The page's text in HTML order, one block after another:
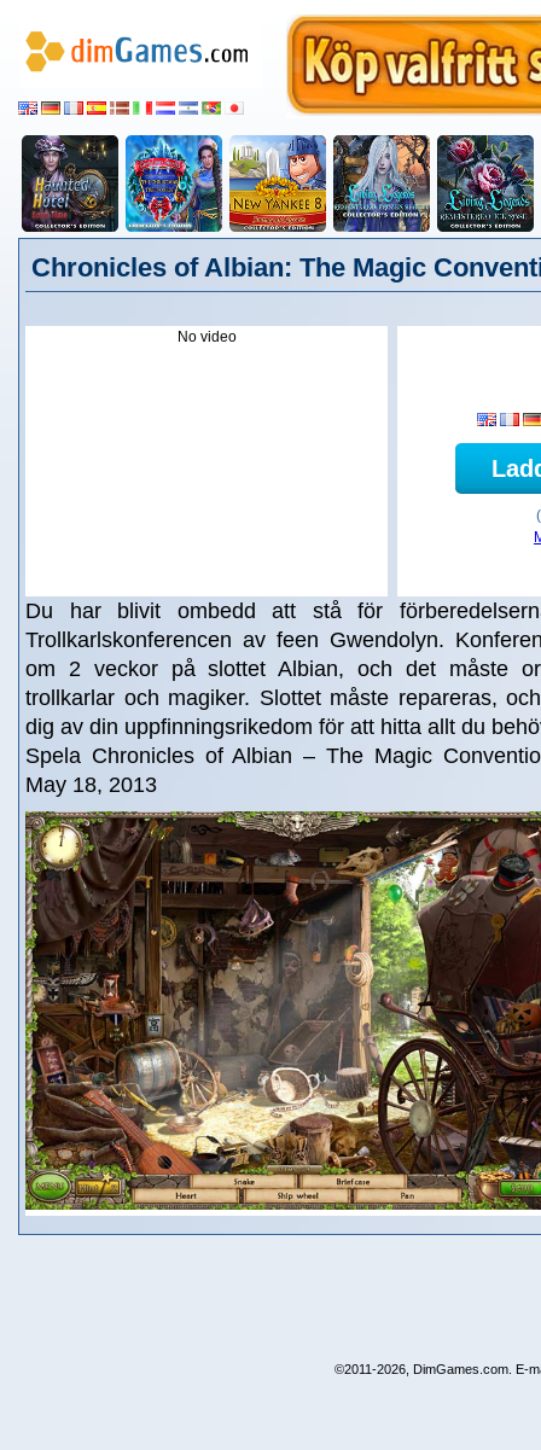
Chronicles of Albian: The Magic
No video
Du har blivit ombedd att stå för
Trollkarlskonferencen av feen Gwendolyn.
om 2 veckor på slottet Albian, och det måste
trollkarlar och magiker. Slottet måste repareras,
dig av din uppfinningsrikedom för att hitta allt du
Spela Chronicles of Albian – The Magic
May 18, 2013
©2011-2026, DimGames.com. E-